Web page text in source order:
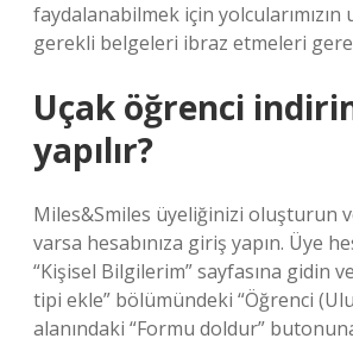
faydalanabilmek için yolcularımızın
gerekli belgeleri ibraz etmeleri
Uçak öğrenci
yapılır?
Miles&Smiles üyeliğinizi oluşturun
varsa hesabınıza giriş yapın. Üye
“Kişisel Bilgilerim” sayfasına gidin
tipi ekle” bölümündeki “Öğrenci
alanındaki “Formu doldur”